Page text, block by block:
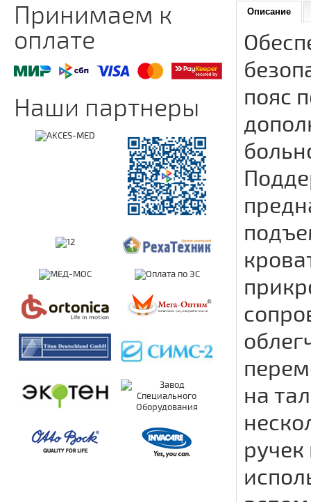
Принимаем к
оплате
Наши партнеры
Описание
пояс
на